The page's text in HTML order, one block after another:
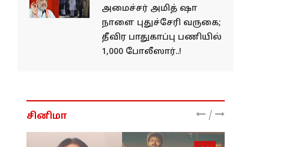
அமைச்சர் அமித் ஷா
நாளை புதுச்சேரி வருகை;
தீவிர பாதுகாப்பு பணியில்
1,000 போலீஸார்..!
சினிமா /